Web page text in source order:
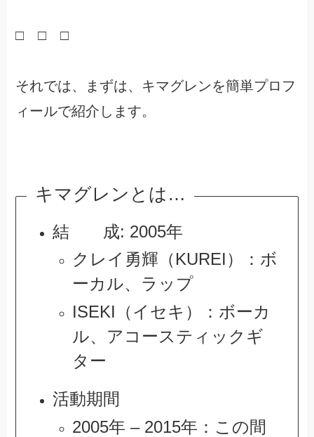
□ □ □
それでは、まずは、キマグレンを簡単プロフ
ィールで紹介します。
キマグレンとは…
結 成: 2005年
クレイ勇輝（KUREI）：ボ
ーカル、ラップ
ISEKI（イセキ）：ボーカ
ル、アコースティックギ
ター
活動期間
2005年 – 2015年：この間